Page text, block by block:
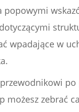
popowymi
wpadające w
po
możesz zebrać